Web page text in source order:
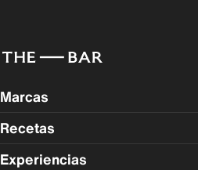
Marcas
Recetas
Experiencias